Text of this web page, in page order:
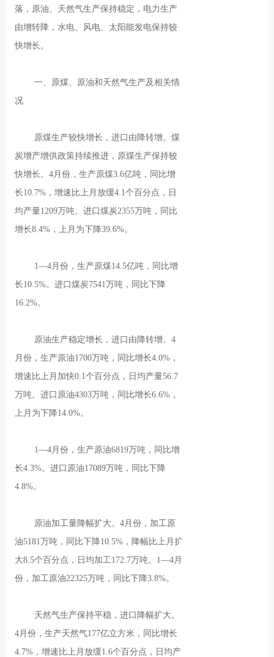
落，原油、天然气生产保持稳定，电力生产
由增转降，水电、风电、太阳能发电保持较
快增长。
一、原煤、原油和天然气生产及相关情
况
原煤生产较快增长，进口由降转增。煤
炭增产增供政策持续推进，原煤生产保持较
快增长。4月份，生产原煤3.6亿吨，同比增
长10.7%，增速比上月放缓4.1个百分点，日
均产量1209万吨。进口煤炭2355万吨，同比
增长8.4%，上月为下降39.6%。
1—4月份，生产原煤14.5亿吨，同比增
长10.5%。进口煤炭7541万吨，同比下降
16.2%。
原油生产稳定增长，进口由降转增。4
月份，生产原油1700万吨，同比增长4.0%，
增速比上月加快0.1个百分点，日均产量56.7
万吨。进口原油4303万吨，同比增长6.6%，
上月为下降14.0%。
1—4月份，生产原油6819万吨，同比增
长4.3%。进口原油17089万吨，同比下降
4.8%。
原油加工量降幅扩大。4月份，加工原
油5181万吨，同比下降10.5%，降幅比上月扩
大8.5个百分点，日均加工172.7万吨。1—4月
份，加工原油22325万吨，同比下降3.8%。
天然气生产保持平稳，进口降幅扩大。
4月份，生产天然气177亿立方米，同比增长
4.7%，增速比上月放缓1.6个百分点，日均产